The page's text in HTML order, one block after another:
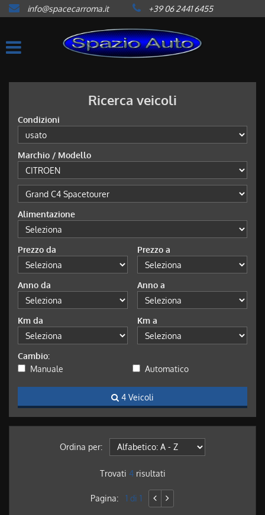
HOME
LISTA VEICOLI
ASSISTENZA
CONTATTI
NEWS
AREA COMMERCIANTI
info@spacecarroma.it +39 06 2441 6455
Ricerca veicoli
Condizioni
Marchio / Modello
Alimentazione
Prezzo da Prezzo a
Anno da Anno a
Km da Km a
Cambio:
Manuale
Automatico
4 Veicoli
Ordina per:
Trovati 4risultati
Pagina:1 di 1